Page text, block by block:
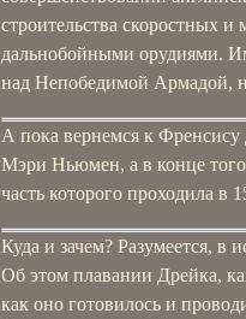
строительства скоростных
дальнобойными орудиями.
над Непобедимой Армадой,
А пока вернемся к Френсису
Мэри Ньюмен, а в конце того
часть которого проходила в
Куда и зачем? Разумеется, в
Об этом плавании Дрейка,
как оно готовилось и